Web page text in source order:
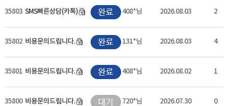
35803 SMS빠른상담(카톡) 408*님 2026.08.03 2
35802 비용문의드립니다. 131*님 2026.08.03 4
35801 비용문의드립니다. 408*님 2026.08.02 1
35800 비용문의드립니다. 720*님 2026.07.30 0